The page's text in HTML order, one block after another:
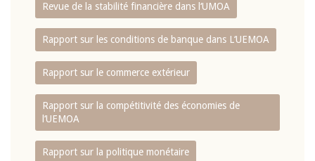
Revue de la stabilité financière dans l‘UMOA
Rapport sur les conditions de banque dans L‘UEMOA
Rapport sur le commerce extérieur
Rapport sur la compétitivité des économies de
l‘UEMOA
Rapport sur la politique monétaire